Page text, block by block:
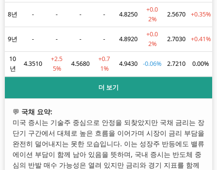
8년 - - - - 4.8250
+0.0
2%
2.5670 +0.35%
9년 - - - - 4.8920
+0.0
2%
2.7030 +0.41%
10
년
4.3510
+2.5
5%
4.5680
+0.7
1%
4.9430 -0.06% 2.7210 0.00%
더 보기
💬 국채 요약:
미국 증시는 기술주 중심으로 안정을 되찾았지만 국채 금리는 장
단기 구간에서 대체로 높은 흐름을 이어가며 시장이 금리 부담을
완전히 덜어내지는 못한 모습입니다. 이는 성장주 반등에도 밸류
에이션 부담이 함께 남아 있음을 뜻하며, 국내 증시는 반도체 중
심의 반발 매수 가능성은 열려 있지만 금리와 경기 지표를 함께